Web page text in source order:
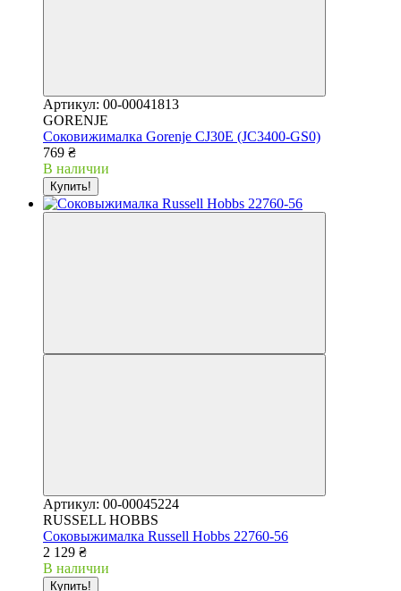
Артикул: 00-00041813
GORENJE
Соковижималка Gorenje CJ30E (JC3400-GS0)
769 ₴
В наличии
Купить!
Артикул: 00-00045224
RUSSELL HOBBS
Соковыжималка Russell Hobbs 22760-56
2 129 ₴
В наличии
Купить!